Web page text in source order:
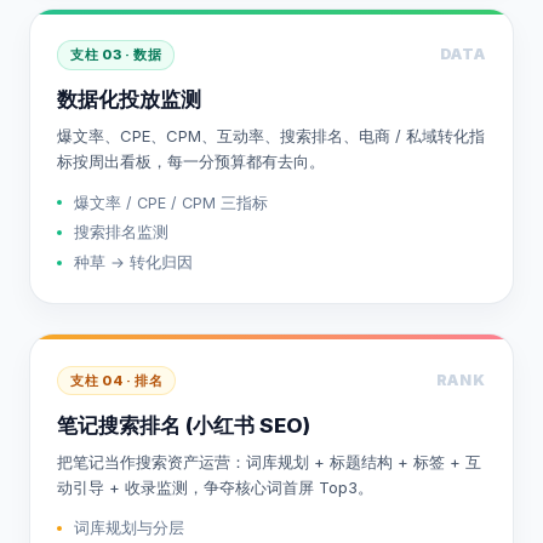
支柱 03 · 数据 DATA
数据化投放监测
爆文率、CPE、CPM、互动率、搜索排名、电商 / 私域转化指
标按周出看板，每一分预算都有去向。
爆文率 / CPE / CPM 三指标
搜索排名监测
种草 → 转化归因
支柱 04 · 排名 RANK
笔记搜索排名 (小红书 SEO)
把笔记当作搜索资产运营：词库规划 + 标题结构 + 标签 + 互
动引导 + 收录监测，争夺核心词首屏 Top3。
词库规划与分层